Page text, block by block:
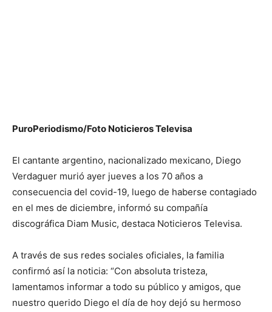
PuroPeriodismo/Foto Noticieros Televisa
El cantante argentino, nacionalizado mexicano, Diego
Verdaguer murió ayer jueves a los 70 años a
consecuencia del covid-19, luego de haberse contagiado
en el mes de diciembre, informó su compañía
discográfica Diam Music, destaca Noticieros Televisa.
A través de sus redes sociales oficiales, la familia
confirmó así la noticia: “Con absoluta tristeza,
lamentamos informar a todo su público y amigos, que
nuestro querido Diego el día de hoy dejó su hermoso